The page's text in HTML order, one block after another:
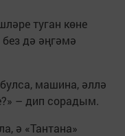
туган көне
дә әңгәмә
машина, әллә
– дип сорадым.
ә «Тантана»